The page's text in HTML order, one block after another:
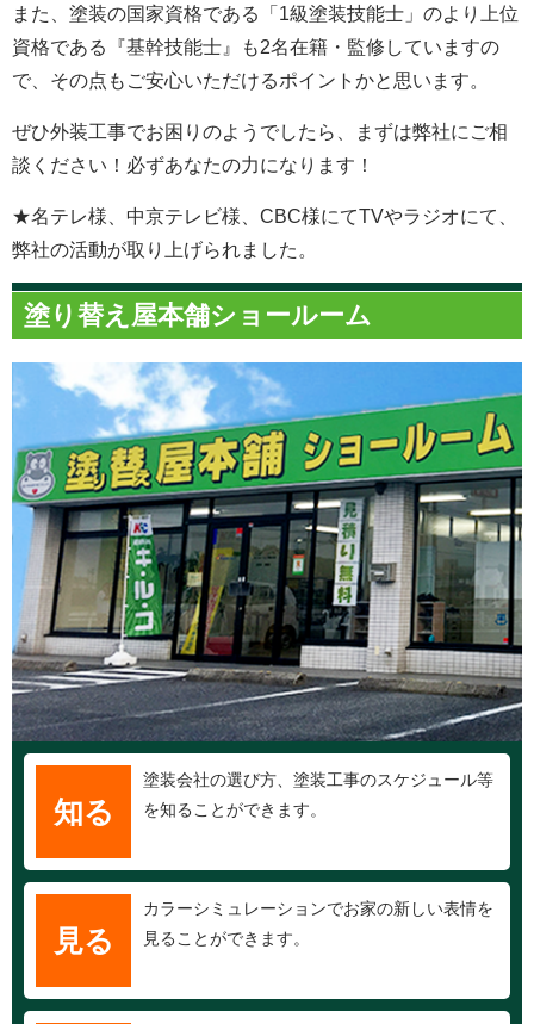
また、塗装の国家資格である「1級塗装技能士」のより上位
資格である『基幹技能士』も2名在籍・監修していますの
で、その点もご安心いただけるポイントかと思います。
ぜひ外装工事でお困りのようでしたら、まずは弊社にご相
談ください！必ずあなたの力になります！
★名テレ様、中京テレビ様、CBC様にてTVやラジオにて、
弊社の活動が取り上げられました。
塗り替え屋本舗ショールーム
知る
塗装会社の選び方、塗装工事のスケジュール等
を知ることができます。
見る
カラーシミュレーションでお家の新しい表情を
見ることができます。